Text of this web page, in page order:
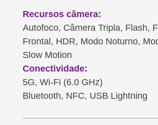
Recursos câmera:
Autofoco, Câmera Tripla, Flash,
Frontal, HDR, Modo Noturno,
Slow Motion
Conectividade:
5G, Wi-Fi (6.0 GHz)
Bluetooth, NFC, USB Lightning